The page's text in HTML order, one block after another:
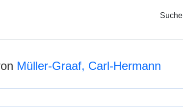
Suche
Müller-Graaf, Carl-Hermann